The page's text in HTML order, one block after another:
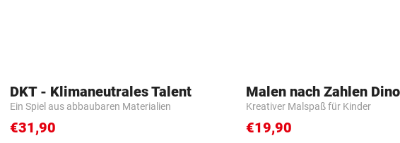
DKT - Klimaneutrales Talent
Ein Spiel aus abbaubaren Materialien
€31,90
Malen nach Zahlen
Kreativer Malspaß für Kinder
€19,90